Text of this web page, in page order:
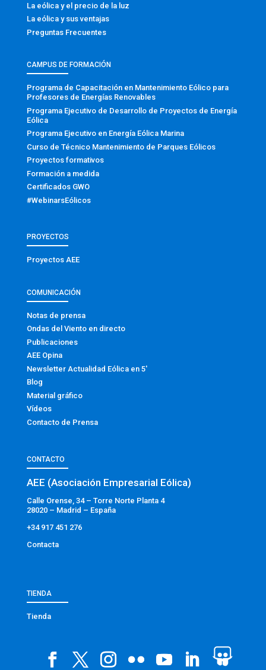
La eólica y el precio de la luz
La eólica y sus ventajas
Preguntas Frecuentes
CAMPUS DE FORMACIÓN
Programa de Capacitación en Mantenimiento Eólico para
Profesores de Energías Renovables
Programa Ejecutivo de Desarrollo de Proyectos de Energía
Eólica
Programa Ejecutivo en Energía Eólica Marina
Curso de Técnico Mantenimiento de Parques Eólicos
Proyectos formativos
Formación a medida
Certificados GWO
#WebinarsEólicos
PROYECTOS
Proyectos AEE
COMUNICACIÓN
Notas de prensa
Ondas del Viento en directo
Publicaciones
AEE Opina
Newsletter Actualidad Eólica en 5′
Blog
Material gráfico
Vídeos
Contacto de Prensa
CONTACTO
AEE (Asociación Empresarial Eólica)
Calle Orense, 34 – Torre Norte Planta 4
28020 – Madrid – España
+34 917 451 276
Contacta
TIENDA
Tienda